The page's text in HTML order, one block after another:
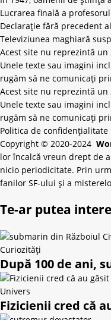
Lucrarea finală a
Declarație fără precedent
Televiziunea maghiară
Acest site nu reprezintă
Unele texte sau imagini
rugăm să ne comunicați
Acest site nu reprezintă
Unele texte sau imagini
rugăm să ne comunicați
Politica de confidențialitate
Copyright © 2020-2024
lor încalcă vreun drept de
nicio periodicitate. Prin
fanilor SF-ului și a
Te-ar putea
Curiozități
După 100 de ani,
Univers
Fizicienii cred că